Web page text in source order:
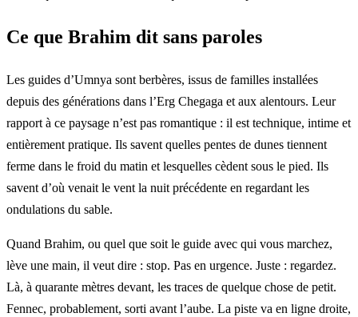
Ce que Brahim dit sans paroles
Les guides d’Umnya sont berbères, issus de familles installées
depuis des générations dans l’Erg Chegaga et aux alentours. Leur
rapport à ce paysage n’est pas romantique : il est technique, intime et
entièrement pratique. Ils savent quelles pentes de dunes tiennent
ferme dans le froid du matin et lesquelles cèdent sous le pied. Ils
savent d’où venait le vent la nuit précédente en regardant les
ondulations du sable.
Quand Brahim, ou quel que soit le guide avec qui vous marchez,
lève une main, il veut dire : stop. Pas en urgence. Juste : regardez.
Là, à quarante mètres devant, les traces de quelque chose de petit.
Fennec, probablement, sorti avant l’aube. La piste va en ligne droite,